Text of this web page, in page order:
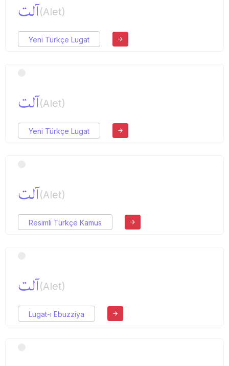
آلت(Alet)
Yeni Türkçe Lugat
آلت(Alet)
Yeni Türkçe Lugat
آلت(Alet)
Resimli Türkçe Kamus
آلت(Alet)
Lugat-ı Ebuzziya